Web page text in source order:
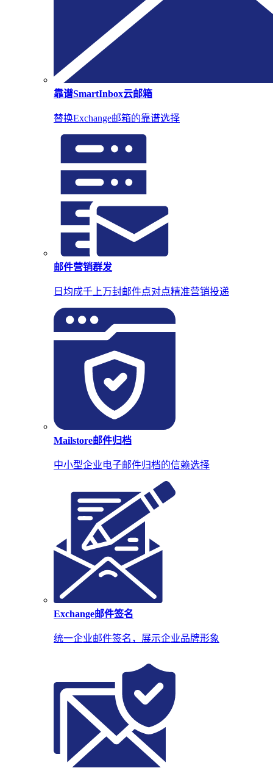
靠谱SmartInbox云邮箱
替换Exchange邮箱的靠谱选择
邮件营销群发
日均成千上万封邮件点对点精准营销投递
Mailstore邮件归档
中小型企业电子邮件归档的信赖选择
Exchange邮件签名
统一企业邮件签名，展示企业品牌形象